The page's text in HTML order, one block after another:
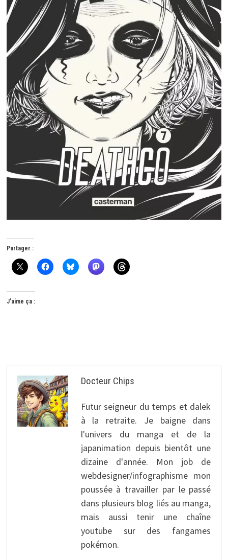
Partager :
J’aime ça :
Docteur Chips
Futur seigneur du temps et dalek
à la retraite. Je baigne dans
l'univers du manga et de la
japanimation depuis bientôt une
dizaine d'année. Mon job de
webdesigner/infographisme mon
poussée à travailler par le passé
dans plusieurs blog liés au manga,
mais aussi tenir une chaîne
youtube sur des fangames
pokémon.